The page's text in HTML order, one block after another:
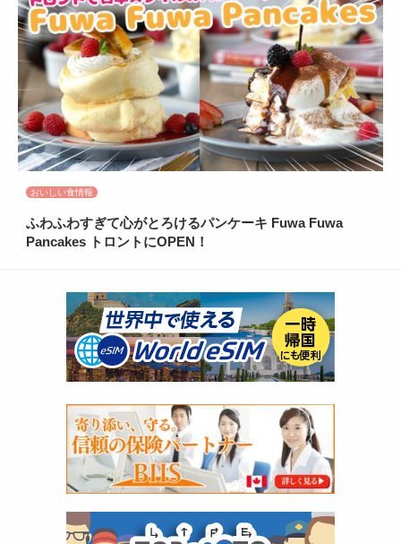
おいしい食情報
ふわふわすぎて心がとろけるパンケーキ Fuwa Fuwa
Pancakes トロントにOPEN！